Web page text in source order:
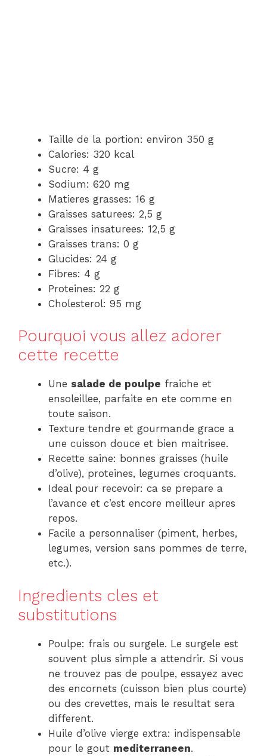
Taille de la portion: environ 350 g
Calories: 320 kcal
Sucre: 4 g
Sodium: 620 mg
Matieres grasses: 16 g
Graisses saturees: 2,5 g
Graisses insaturees: 12,5 g
Graisses trans: 0 g
Glucides: 24 g
Fibres: 4 g
Proteines: 22 g
Cholesterol: 95 mg
Pourquoi vous allez adorer
cette recette
Une salade de poulpe fraiche et
ensoleillee, parfaite en ete comme en
toute saison.
Texture tendre et gourmande grace a
une cuisson douce et bien maitrisee.
Recette saine: bonnes graisses (huile
d’olive), proteines, legumes croquants.
Ideal pour recevoir: ca se prepare a
l’avance et c’est encore meilleur apres
repos.
Facile a personnaliser (piment, herbes,
legumes, version sans pommes de terre,
etc.).
Ingredients cles et
substitutions
Poulpe: frais ou surgele. Le surgele est
souvent plus simple a attendrir. Si vous
ne trouvez pas de poulpe, essayez avec
des encornets (cuisson bien plus courte)
ou des crevettes, mais le resultat sera
different.
Huile d’olive vierge extra: indispensable
pour le gout mediterraneen.